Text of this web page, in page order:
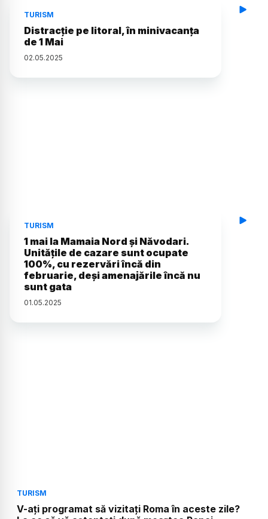
TURISM
Distracție pe litoral, în minivacanța
de 1 Mai
02.05.2025
TURISM
1 mai la Mamaia Nord și Năvodari.
Unitățile de cazare sunt ocupate
100%, cu rezervări încă din
februarie, deși amenajările încă nu
sunt gata
01.05.2025
TURISM
V-ați programat să vizitați Roma în aceste zile?